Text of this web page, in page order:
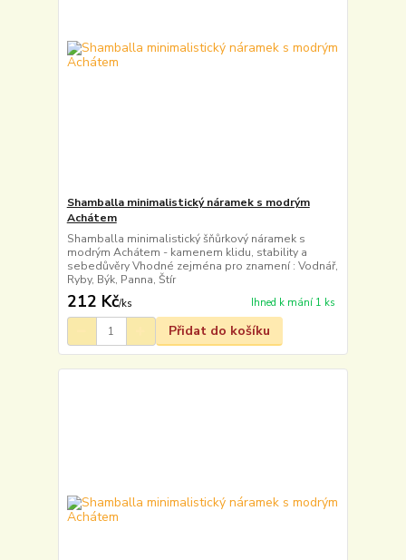
Shamballa minimalistický náramek s modrým
Achátem
Shamballa minimalistický šňůrkový náramek s
modrým Achátem - kamenem klidu, stability a
sebedůvěry Vhodné zejména pro znamení : Vodnář,
Ryby, Býk, Panna, Štír
212 Kč/ks Ihned k mání 1 ks
Přidat do košíku